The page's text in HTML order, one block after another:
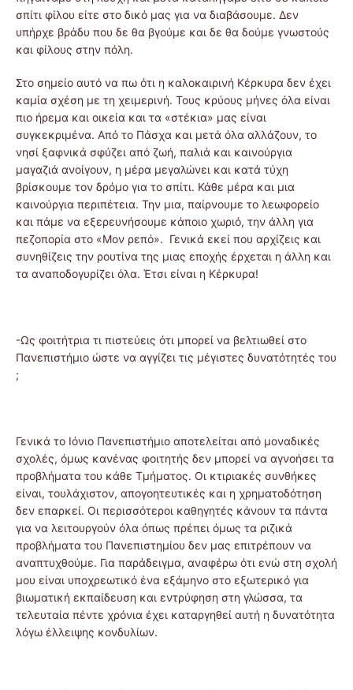
σπίτι φίλου είτε στο δικό μας για να διαβάσουμε. Δεν
υπήρχε βράδυ που δε θα βγούμε και δε θα δούμε γνωστούς
και φίλους στην πόλη.
Στο σημείο αυτό να πω ότι η καλοκαιρινή Κέρκυρα δεν έχει
καμία σχέση με τη χειμερινή. Τους κρύους μήνες όλα είναι
πιο ήρεμα και οικεία και τα «στέκια» μας είναι
συγκεκριμένα. Από το Πάσχα και μετά όλα αλλάζουν, το
νησί ξαφνικά σφύζει από ζωή, παλιά και καινούργια
μαγαζιά ανοίγουν, η μέρα μεγαλώνει και κατά τύχη
βρίσκουμε τον δρόμο για το σπίτι. Κάθε μέρα και μια
καινούργια περιπέτεια. Την μια, παίρνουμε το λεωφορείο
και πάμε να εξερευνήσουμε κάποιο χωριό, την άλλη για
πεζοπορία στο «Μον ρεπό». Γενικά εκεί που αρχίζεις και
συνηθίζεις την ρουτίνα της μιας εποχής έρχεται η άλλη και
τα αναποδογυρίζει όλα. Έτσι είναι η Κέρκυρα!
-Ως φοιτήτρια τι πιστεύεις ότι μπορεί να βελτιωθεί στο
Πανεπιστήμιο ώστε να αγγίζει τις μέγιστες δυνατότητές του
;
Γενικά το Ιόνιο Πανεπιστήμιο αποτελείται από μοναδικές
σχολές, όμως κανένας φοιτητής δεν μπορεί να αγνοήσει τα
προβλήματα του κάθε Τμήματος. Οι κτιριακές συνθήκες
είναι, τουλάχιστον, απογοητευτικές και η χρηματοδότηση
δεν επαρκεί. Οι περισσότεροι καθηγητές κάνουν τα πάντα
για να λειτουργούν όλα όπως πρέπει όμως τα ριζικά
προβλήματα του Πανεπιστημίου δεν μας επιτρέπουν να
αναπτυχθούμε. Για παράδειγμα, αναφέρω ότι ενώ στη σχολή
μου είναι υποχρεωτικό ένα εξάμηνο στο εξωτερικό για
βιωματική εκπαίδευση και εντρύφηση στη γλώσσα, τα
τελευταία πέντε χρόνια έχει καταργηθεί αυτή η δυνατότητα
λόγω έλλειψης κονδυλίων.